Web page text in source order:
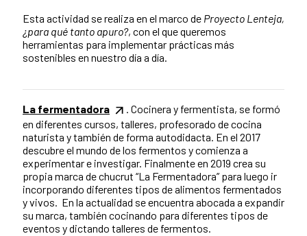
Esta actividad se realiza en el marco de Proyecto Lenteja,
¿para qué tanto apuro?, con el que queremos
herramientas para implementar prácticas más
sostenibles en nuestro día a día.
La fermentadora
. Cocinera y fermentista, se formó
en diferentes cursos, talleres, profesorado de cocina
naturista y también de forma autodidacta. En el 2017
descubre el mundo de los fermentos y comienza a
experimentar e investigar. Finalmente en 2019 crea su
propia marca de chucrut “La Fermentadora” para luego ir
incorporando diferentes tipos de alimentos fermentados
y vivos. En la actualidad se encuentra abocada a expandir
su marca, también cocinando para diferentes tipos de
eventos y dictando talleres de fermentos.